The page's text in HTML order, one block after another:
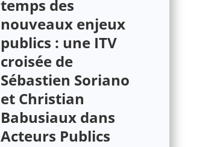
temps des
nouveaux enjeux
publics : une ITV
croisée de
Sébastien Soriano
et Christian
Babusiaux dans
Acteurs Publics